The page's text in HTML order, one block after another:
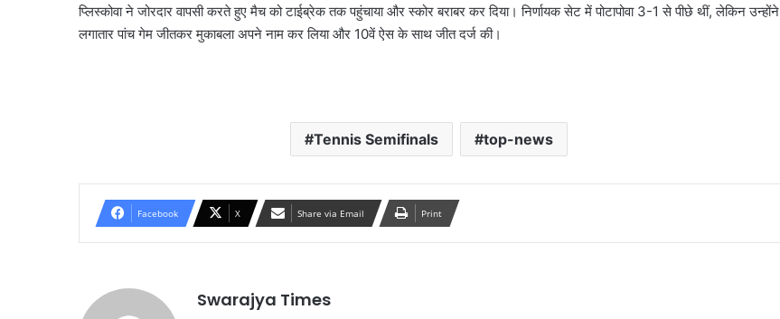
प्लिस्कोवा ने जोरदार वापसी करते हुए मैच को टाईब्रेक तक पहुंचाया और स्कोर बराबर कर दिया। निर्णायक सेट में पोटापोवा 3-1 से पीछे थीं, लेकिन उन्होंने
लगातार पांच गेम जीतकर मुकाबला अपने नाम कर लिया और 10वें ऐस के साथ जीत दर्ज की।
Tennis Semifinals top-news
Facebook X Share via Email Print
Swarajya Times